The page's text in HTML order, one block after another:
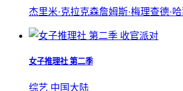
杰里米·克拉克森詹姆斯·梅理查德·
收官派对
女子推理社 第二季
综艺 中国大陆